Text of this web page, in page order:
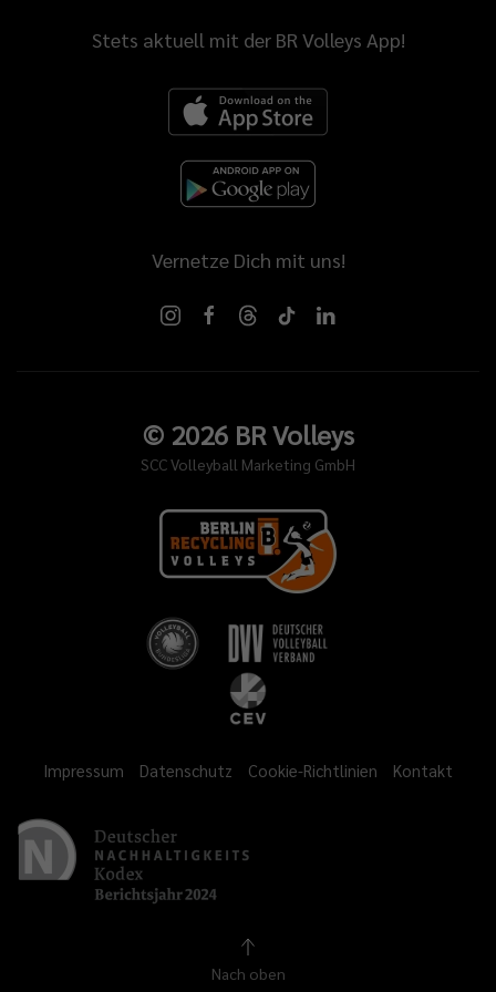
Stets aktuell mit der BR Volleys App!
Vernetze Dich mit uns!
© 2026BR Volleys
SCC Volleyball Marketing GmbH
Impressum Datenschutz Cookie-Richtlinien Kontakt
Nach oben